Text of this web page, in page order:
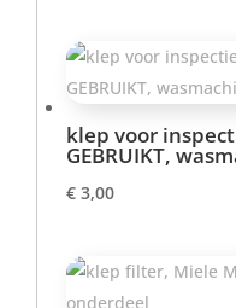
klep voor
GEBRUIKT,
€ 3,00